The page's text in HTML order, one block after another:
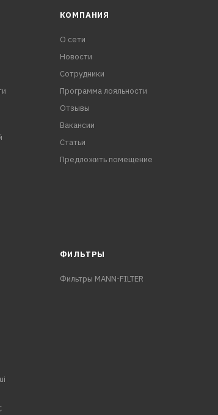
КОМПАНИЯ
О сети
Новости
Сотрудники
Программа лояльности
Отзывы
Вакансии
Статьи
Предложить помещение
ФИЛЬТРЫ
Фильтры MANN-FILTER